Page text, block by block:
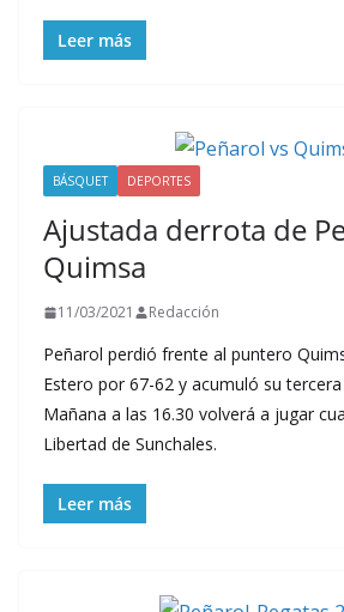
Leer más
BÁSQUET DEPORTES
Ajustada derrota de
Quimsa
11/03/2021 Redacción
Peñarol perdió frente al puntero
Estero por 67-62 y acumuló su
Mañana a las 16.30 volverá a jugar
Libertad de Sunchales.
Leer más